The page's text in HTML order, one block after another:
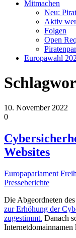
Mitmachen
Neu:
Aktiv
Folgen
Open
Europawahl
10. November 2022
0
Websites
Europaparlament
Presseberichte
Die Abgeordneten
zur Erhöhung der
zugestimmt. Danach